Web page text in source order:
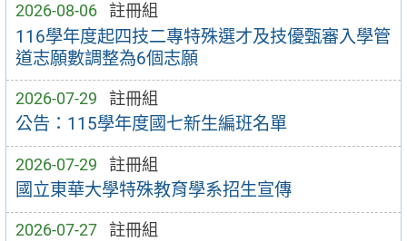
2026-08-06 註冊組
116學年度起四技二專特殊選才及技優甄審入學管
道志願數調整為6個志願
2026-07-29 註冊組
公告：115學年度國七新生編班名單
2026-07-29 註冊組
國立東華大學特殊教育學系招生宣傳
2026-07-27 註冊組